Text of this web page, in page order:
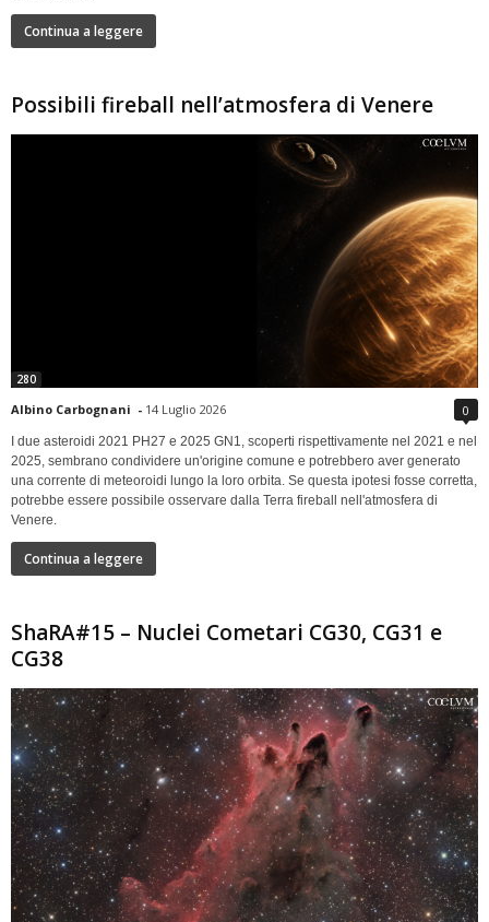
Continua a leggere
Possibili fireball nell’atmosfera di Venere
280
Albino Carbognani - 14 Luglio 2026 0
I due asteroidi 2021 PH27 e 2025 GN1, scoperti rispettivamente nel 2021 e nel
2025, sembrano condividere un'origine comune e potrebbero aver generato
una corrente di meteoroidi lungo la loro orbita. Se questa ipotesi fosse corretta,
potrebbe essere possibile osservare dalla Terra fireball nell'atmosfera di
Venere.
Continua a leggere
ShaRA#15 – Nuclei Cometari CG30, CG31 e
CG38